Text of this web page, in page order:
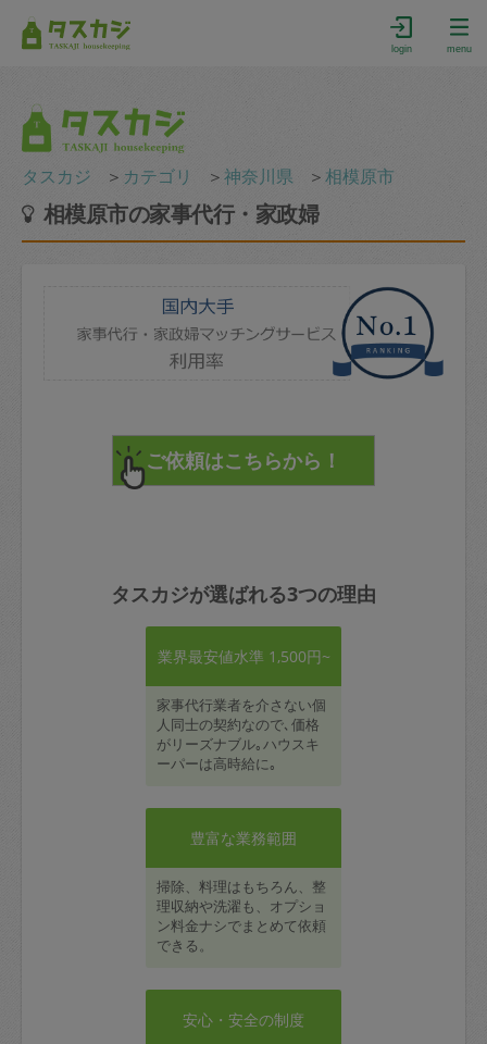
login menu
タスカジ ＞ カテゴリ ＞神奈川県 ＞相模原市
相模原市の家事代行・家政婦
タスカジが選ばれる3つの理由
業界最安値水準 1,500円~
家事代行業者を介さない個
人同士の契約なので､価格
がリーズナブル｡ハウスキ
ーパーは高時給に｡
豊富な業務範囲
掃除、料理はもちろん、整
理収納や洗濯も、オプショ
ン料金ナシでまとめて依頼
できる。
安心・安全の制度